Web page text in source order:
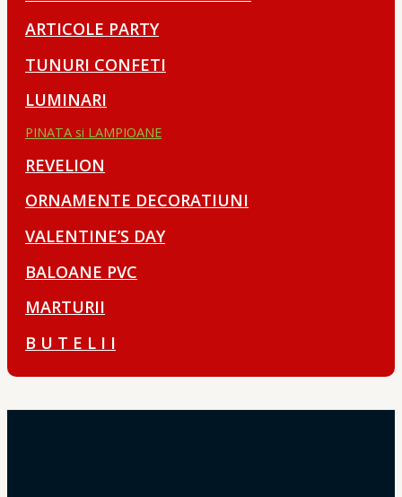
ARTICOLE PARTY
TUNURI CONFETI
LUMINARI
PINATA si LAMPIOANE
REVELION
ORNAMENTE DECORATIUNI
VALENTINE’S DAY
BALOANE PVC
MARTURII
B U T E L I I